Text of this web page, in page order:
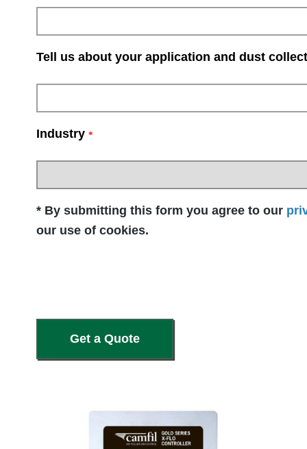
Tell us about your application and dust
Industry *
* By submitting this form you agree to our
our use of cookies.